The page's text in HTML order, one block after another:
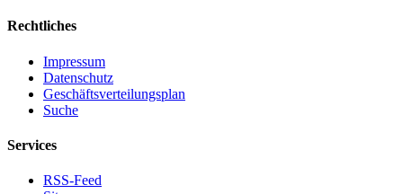
Rechtliches
Impressum
Datenschutz
Geschäftsverteilungsplan
Suche
Services
RSS-Feed